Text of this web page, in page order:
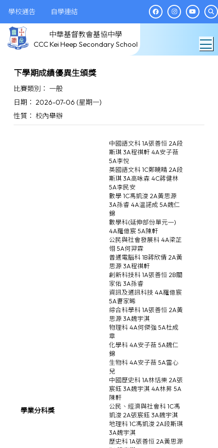
學校通告 自學連結
中華基督教會基協中學
CCC Kei Heep Secondary School
下學期成績優異生頒獎
比賽類別： 一般
日期： 2026-07-06 (星期一)
性質： 校內舉辦
學業分科獎
中國語文科 1A張善恒 2A段
斯琪 3A程祺軒 4A安子薇
5A李悅
英國語文科 1C鄭曉晴 2A段
斯琪 3A高咏森 4C蔣健林
5A李民安
數學 1C馮凱浚 2A黃思源
3A孫睿 4A温諾成 5A魏仁
錦
數學科(延伸部份單元一)
4A羅億宸 5A陳軒
公民與社會發展科 4A梁芷
翎 5A何羿霖
普通電腦科 1B蔣欣倩 2A黃
思源 3A程祺軒
創新科技科 1A張善恒 2B關
家佑 3A孫睿
資訊及通訊科技 4A羅億宸
5A曹家晞
綜合科學科 1A張善恒 2A黃
思源 3A魏宇淇
物理科 4A何傑強 5A杜成
章
化學科 4A安子薇 5A魏仁
錦
生物科 4A安子薇 5A雷心
兒
中國歷史科 1A林恬樂 2A張
宸鈺 3A魏宇淇 4A林昇 5A
陳軒
公民、經濟與社會科 1C馮
凱浚 2A張宸鈺 3A魏宇淇
地理科 1C馮凱浚 2A段斯琪
3A魏宇淇
歷史科 1A張善恒 2A黃思源